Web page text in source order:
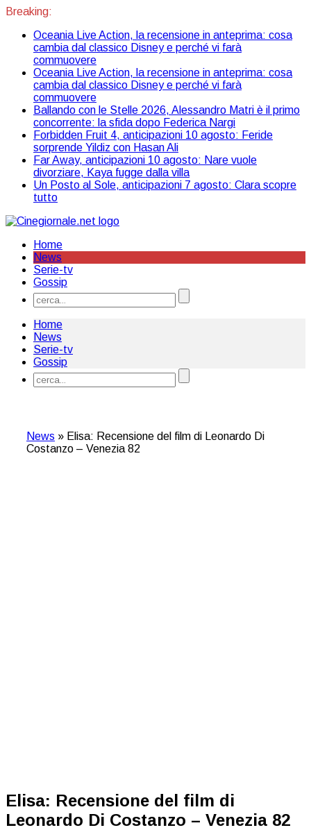
Breaking:
Oceania Live Action, la recensione in anteprima: cosa
cambia dal classico Disney e perché vi farà
commuovere
Oceania Live Action, la recensione in anteprima: cosa
cambia dal classico Disney e perché vi farà
commuovere
Ballando con le Stelle 2026, Alessandro Matri è il primo
concorrente: la sfida dopo Federica Nargi
Forbidden Fruit 4, anticipazioni 10 agosto: Feride
sorprende Yildiz con Hasan Ali
Far Away, anticipazioni 10 agosto: Nare vuole
divorziare, Kaya fugge dalla villa
Un Posto al Sole, anticipazioni 7 agosto: Clara scopre
tutto
Home
News
Serie-tv
Gossip
Home
News
Serie-tv
Gossip
News » Elisa: Recensione del film di Leonardo Di
Costanzo – Venezia 82
Elisa: Recensione del film di
Leonardo Di Costanzo – Venezia 82